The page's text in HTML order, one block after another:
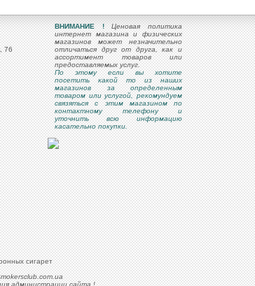
76
ВНИМАНИЕ !
Ценовая политика
интернет магазина и физических
магазинов может незначительно
отличаться друг от друга, как и
ассортимент товаров или
предоставляемых услуг.
По этому если вы хотите
посетить какой то из наших
магазинов за определенным
товаром или услугой, рекомундуем
связяться с этим магазином по
контактному телефону и
уточнить всю информацию
касательно покупки.
сигарет
администрации сайта !